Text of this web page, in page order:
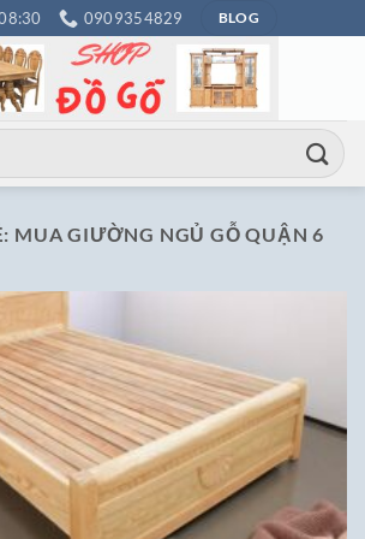
0909354829 BLOG
MUA GIƯỜNG NGỦ GỖ QUẬN 6